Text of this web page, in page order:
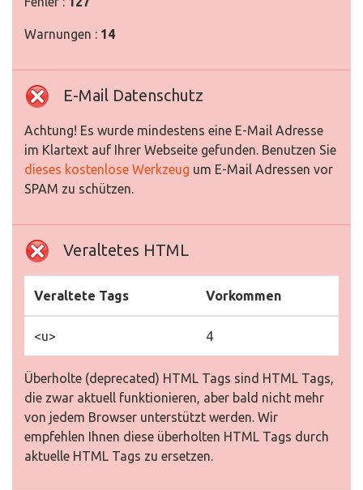
Warnungen : 14
E-Mail Datenschutz
Achtung! Es wurde mindestens eine E-Mail Adresse
im Klartext auf Ihrer Webseite gefunden. Benutzen Sie
dieses kostenlose Werkzeug um E-Mail Adressen vor
SPAM zu schützen.
Veraltetes HTML
Veraltete Tags Vorkommen
<u> 4
Überholte (deprecated) HTML Tags sind HTML Tags,
die zwar aktuell funktionieren, aber bald nicht mehr
von jedem Browser unterstützt werden. Wir
empfehlen Ihnen diese überholten HTML Tags durch
aktuelle HTML Tags zu ersetzen.